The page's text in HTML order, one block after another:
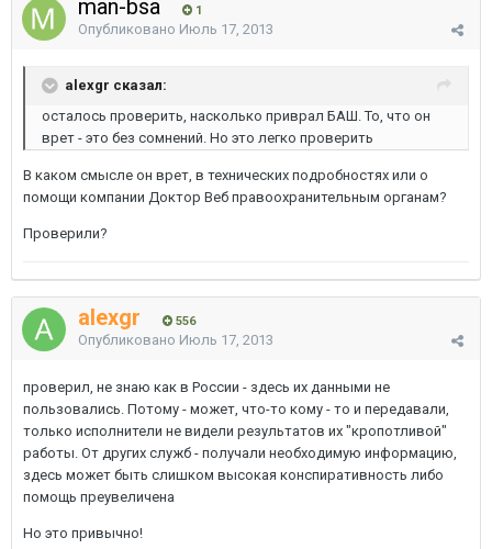
man-bsa 1
Опубликовано Июль 17, 2013
alexgr сказал:
осталось проверить, насколько приврал БАШ. То, что он
врет - это без сомнений. Но это легко проверить
В каком смысле он врет, в технических подробностях или о
помощи компании Доктор Веб правоохранительным органам?
Проверили?
alexgr 556
Опубликовано Июль 17, 2013
проверил, не знаю как в России - здесь их данными не
пользовались. Потому - может, что-то кому - то и передавали,
только исполнители не видели результатов их "кропотливой"
работы. От других служб - получали необходимую информацию,
здесь может быть слишком высокая конспиративность либо
помощь преувеличена
Но это привычно!